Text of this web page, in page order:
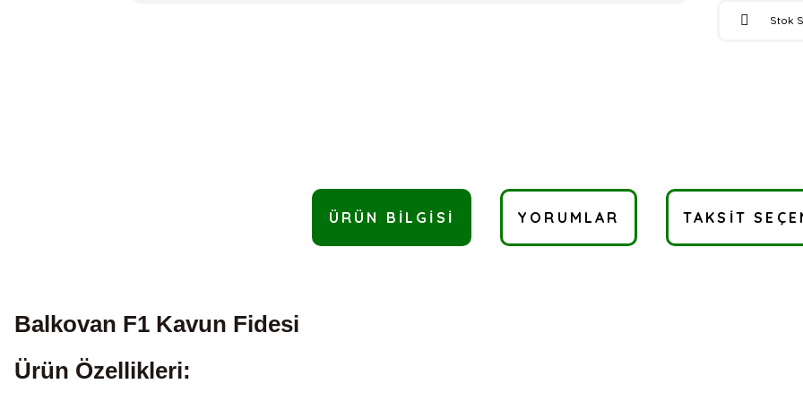
Stok
ÜRÜN BILGISI YORUMLAR TAKSIT
Balkovan F1 Kavun Fidesi
Ürün Özellikleri: